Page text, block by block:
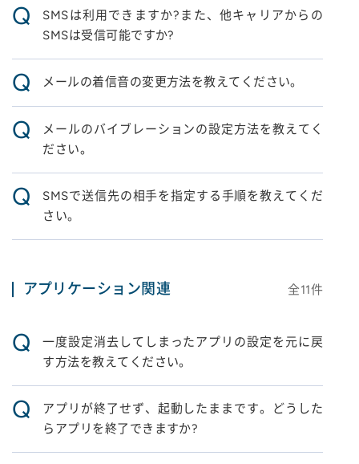
Q
SMSは利用できますか?また、他キャリアからの
SMSは受信可能ですか?
Q メールの着信音の変更方法を教えてください。
Q
メールのバイブレーションの設定方法を教えてく
ださい。
Q
SMSで送信先の相手を指定する手順を教えてくだ
さい。
アプリケーション関連 全11件
Q
一度設定消去してしまったアプリの設定を元に戻
す方法を教えてください。
Q
アプリが終了せず、起動したままです。どうした
らアプリを終了できますか?